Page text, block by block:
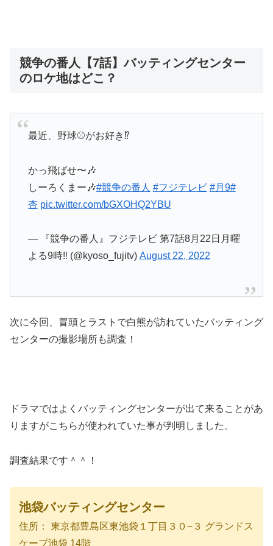
競争の番人【7話】バッティングセンター
のロケ地はどこ？
最近、野球⚾️がお好き⁉️
かっ飛ばせ〜🎶
しーろくまー🎶#競争の番人 #フジテレビ #月9#
杏 pic.twitter.com/bGXOHQ2YBU
— 『競争の番人』フジテレビ 第7話8月22日月曜
よる9時‼️ (@kyoso_fujitv) August 22, 2022
次に今回、冒頭とラストで白熊が訪れていたバッティング
センターの撮影場所も調査！
ドラマではよくバッティングセンターが出て来ることがあ
りますがこちらが使われていた事が判明しました。
調査結果です＾＾！
池袋バッティングセンター
住所： 東京都豊島区東池袋１丁目３０−３ グランドス
ケープ池袋 14階